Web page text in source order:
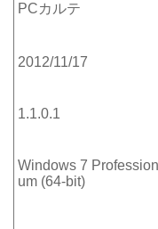
PCカルテ
2012/11/17
1.1.0.1
Windows 7
um (64-bit)